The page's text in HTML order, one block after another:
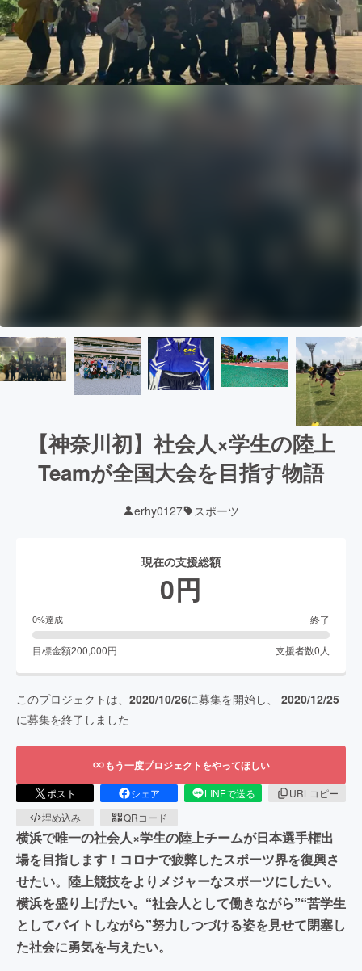
【神奈川初】社会人×学生の陸上
Teamが全国大会を目指す物語
erhy0127 スポーツ
現在の支援総額
0円
0%達成 終了
目標金額200,000円 支援者数0 人
このプロジェクトは、 2020/10/26に募集を開始し、 2020/12/25
に募集を終了しました
もう一度プロジェクトをやってほしい
ポスト シェア LINEで送る
URLコピー
埋め込み
QRコード
横浜で唯一の社会人×学生の陸上チームが日本選手権出
場を目指します！コロナで疲弊したスポーツ界を復興さ
せたい。陸上競技をよりメジャーなスポーツにしたい。
横浜を盛り上げたい。“社会人として働きながら”“苦学生
としてバイトしながら”努力しつづける姿を見せて閉塞し
た社会に勇気を与えたい。